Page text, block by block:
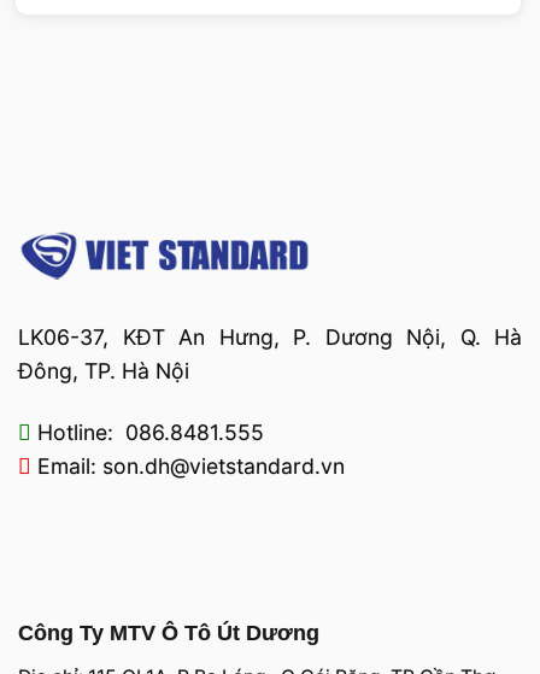
LK06-37, KĐT An Hưng, P. Dương Nội, Q. Hà
Đông, TP. Hà Nội
Hotline: 086.8481.555
Email: son.dh@vietstandard.vn
Công Ty MTV Ô Tô Út Dương